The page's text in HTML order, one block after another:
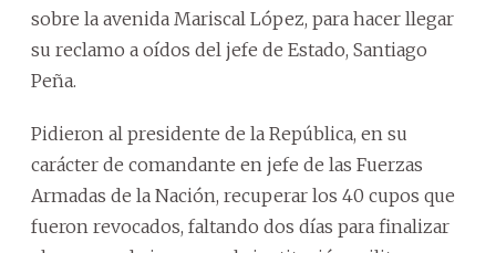
sobre la avenida Mariscal López, para hacer llegar
su reclamo a oídos del jefe de Estado, Santiago
Peña.
Pidieron al presidente de la República, en su
carácter de comandante en jefe de las Fuerzas
Armadas de la Nación, recuperar los 40 cupos que
fueron revocados, faltando dos días para finalizar